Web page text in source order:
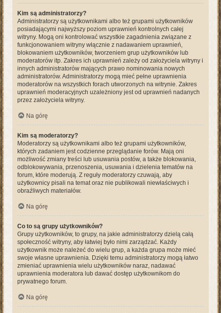
Kim są administratorzy?
Administratorzy są użytkownikami albo też grupami użytkowników
posiadającymi najwyższy poziom uprawnień kontrolnych całej
witryny. Mogą oni kontrolować wszystkie zagadnienia związane z
funkcjonowaniem witryny włącznie z nadawaniem uprawnień,
blokowaniem użytkowników, tworzeniem grup użytkowników lub
moderatorów itp. Zakres ich uprawnień zależy od założyciela witryny i
innych administratorów mających prawo nominowania nowych
administratorów. Administratorzy mogą mieć pełne uprawnienia
moderatorów na wszystkich forach utworzonych na witrynie. Zakres
uprawnień moderacyjnych uzależniony jest od uprawnień nadanych
przez założyciela witryny.
Na górę
Kim są moderatorzy?
Moderatorzy są użytkownikami albo też grupami użytkowników,
których zadaniem jest codzienne przeglądanie forów. Mają oni
możliwość zmiany treści lub usuwania postów, a także blokowania,
odblokowywania, przenoszenia, usuwania i dzielenia tematów na
forum, które moderują. Z reguły moderatorzy czuwają, aby
użytkownicy pisali na temat oraz nie publikowali niewłaściwych i
obraźliwych materiałów.
Na górę
Co to są grupy użytkowników?
Grupy użytkowników, to grupy, na jakie administratorzy dzielą całą
społeczność witryny, aby łatwiej było nimi zarządzać. Każdy
użytkownik może należeć do wielu grup, a każda grupa może mieć
swoje własne uprawnienia. Dzięki temu administratorzy mogą łatwo
zmieniać uprawnienia wielu użytkowników naraz, nadawać
uprawnienia moderatora lub dawać dostęp użytkownikom do
prywatnego forum.
Na górę